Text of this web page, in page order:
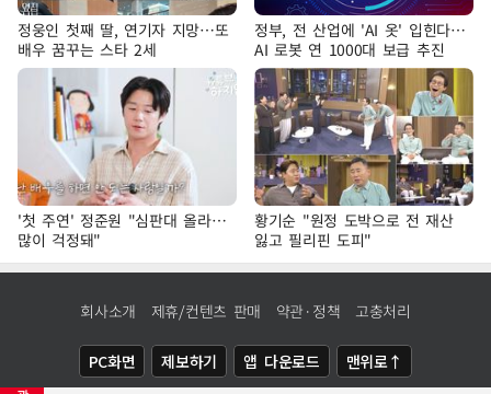
정웅인 첫째 딸, 연기자 지망…또
배우 꿈꾸는 스타 2세
정부, 전 산업에 'AI 옷' 입힌다…
AI 로봇 연 1000대 보급 추진
'첫 주연' 정준원 "심판대 올라…
많이 걱정돼"
황기순 "원정 도박으로 전 재산
잃고 필리핀 도피"
회사소개 제휴/컨텐츠 판매 약관·정책 고충처리
PC화면 제보하기 앱 다운로드 맨위로↑